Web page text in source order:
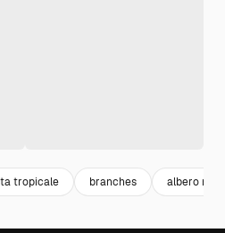
tropicale branches albero